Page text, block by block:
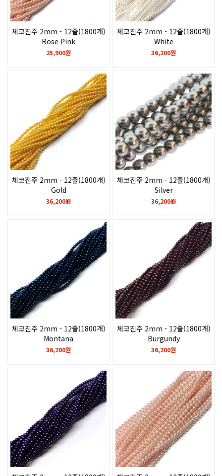
체코진주 2mm - 12줄(1800개)
Rose Pink
25,900원
체코진주 2mm - 12줄(1800개)
White
36,200원
체코진주 2mm - 12줄(1800개)
Gold
36,200원
체코진주 2mm - 12줄(1800개)
Silver
36,200원
체코진주 2mm - 12줄(1800개)
Montana
36,200원
체코진주 2mm - 12줄(1800개)
Burgundy
36,200원